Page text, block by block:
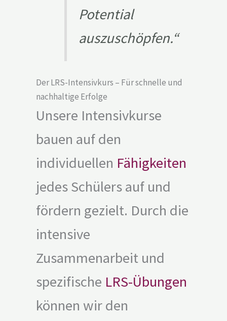
Potential
auszuschöpfen.“
Der LRS-Intensivkurs – Für schnelle und
nachhaltige Erfolge
Unsere Intensivkurse
bauen auf den
individuellen Fähigkeiten
jedes Schülers auf und
fördern gezielt. Durch die
intensive
Zusammenarbeit und
spezifische LRS-Übungen
können wir den